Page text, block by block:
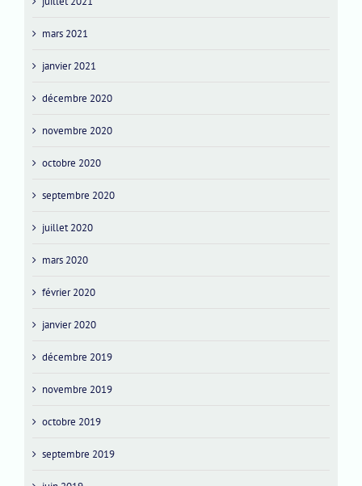
mars 2021
janvier 2021
décembre 2020
novembre 2020
octobre 2020
septembre 2020
juillet 2020
mars 2020
février 2020
janvier 2020
décembre 2019
novembre 2019
octobre 2019
septembre 2019